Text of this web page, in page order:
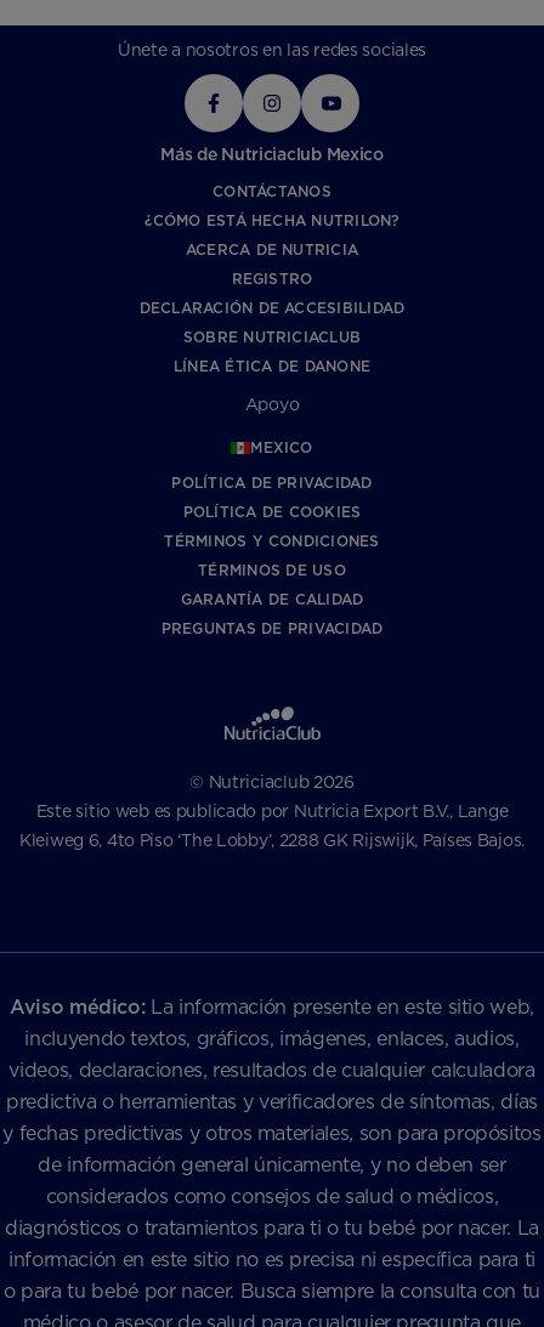
Únete a nosotros en las redes sociales
Más de Nutriciaclub Mexico
CONTÁCTANOS
¿CÓMO ESTÁ HECHA NUTRILON?
ACERCA DE NUTRICIA
REGISTRO
DECLARACIÓN DE ACCESIBILIDAD
SOBRE NUTRICIACLUB
LÍNEA ÉTICA DE DANONE
Apoyo
MEXICO
POLÍTICA DE PRIVACIDAD
POLÍTICA DE COOKIES
TÉRMINOS Y CONDICIONES
TÉRMINOS DE USO
GARANTÍA DE CALIDAD
PREGUNTAS DE PRIVACIDAD
© Nutriciaclub 2026
Este sitio web es publicado por Nutricia Export B.V., Lange
Kleiweg 6, 4to Piso ‘The Lobby’, 2288 GK Rijswijk, Países Bajos.
Aviso médico:La información presente en este sitio web,
incluyendo textos, gráficos, imágenes, enlaces, audios,
videos, declaraciones, resultados de cualquier calculadora
predictiva o herramientas y verificadores de síntomas, días
y fechas predictivas y otros materiales, son para propósitos
de información general únicamente, y no deben ser
considerados como consejos de salud o médicos,
diagnósticos o tratamientos para ti o tu bebé por nacer. La
información en este sitio no es precisa ni específica para ti
o para tu bebé por nacer. Busca siempre la consulta con tu